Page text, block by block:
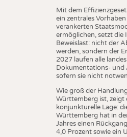
Mit dem
ein zentrales
verankerten
ermöglichen, setzt die
Beweislast: nicht der
werden, sondern der
2027 laufen alle
Dokumentations- und
sofern sie nicht
Wie groß der
Württemberg ist, zeigt
konjunkturelle Lage:
Württemberg hat in
Jahres einen
4,0 Prozent sowie ein